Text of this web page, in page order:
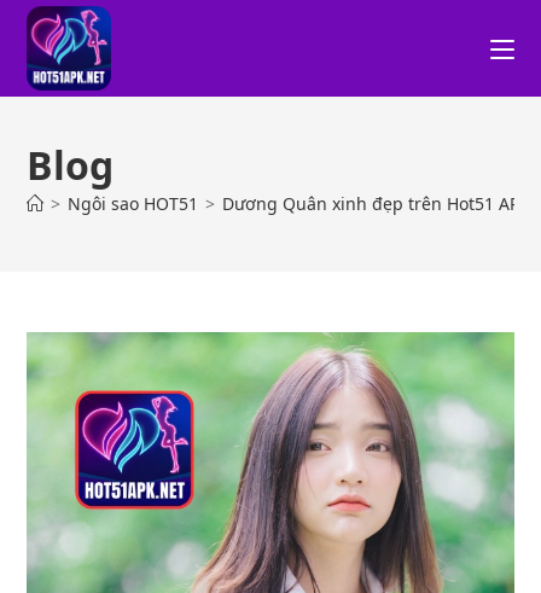
Blog
> Ngôi sao HOT51 > Dương Quân xinh đẹp trên Hot51 APK